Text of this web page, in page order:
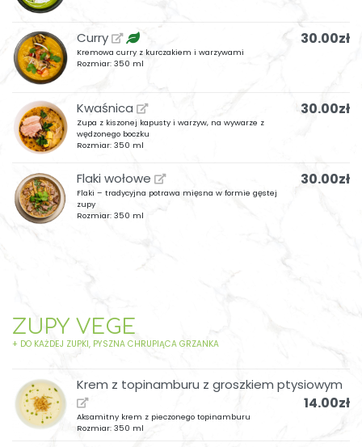
ZUPY VEGE
+ DO KAŻDEJ ZUPKI, PYSZNA CHRUPIĄCA GRZANKA
Krem z topinamburu z groszkiem ptysiowym
14.00zł
Aksamitny krem z pieczonego topinamburu
Rozmiar: 350 ml
Curry 30.00zł
Kremowa curry z kurczakiem i warzywami
Rozmiar: 350 ml
Kwaśnica 30.00zł
Zupa z kiszonej kapusty i warzyw, na wywarze z
wędzonego boczku
Rozmiar: 350 ml
Flaki wołowe 30.00zł
Flaki – tradycyjna potrawa mięsna w formie gęstej
zupy
Rozmiar: 350 ml